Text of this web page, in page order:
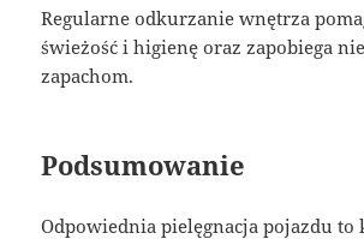
Regularne odkurzanie wnętrza
świeżość i higienę oraz zapobiega
zapachom.
Podsumowanie
Odpowiednia pielęgnacja pojazdu to